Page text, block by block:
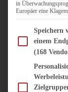
in
Europäer eine
Im Folgenden
Speichern
einem
(168